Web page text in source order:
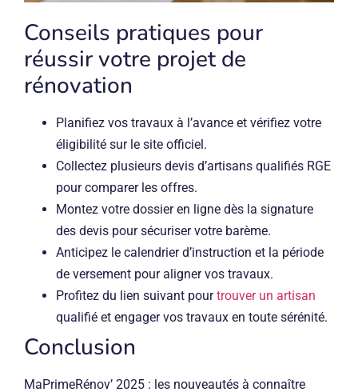
Conseils pratiques pour
réussir votre projet de
rénovation
Planifiez vos travaux à l’avance et vérifiez votre
éligibilité sur le site officiel.
Collectez plusieurs devis d’artisans qualifiés RGE
pour comparer les offres.
Montez votre dossier en ligne dès la signature
des devis pour sécuriser votre barème.
Anticipez le calendrier d’instruction et la période
de versement pour aligner vos travaux.
Profitez du lien suivant pourtrouver un artisan
qualifié et engager vos travaux en toute sérénité.
Conclusion
MaPrimeRénov’ 2025 : les nouveautés à connaître